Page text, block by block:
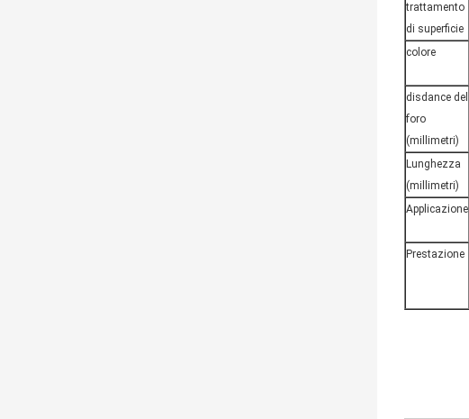
trattamento
di superficie
colore
disdance del
foro
(millimetri)
Lunghezza
(millimetri)
Applicazione
Prestazione